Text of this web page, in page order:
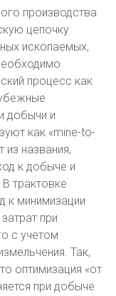
производства
цепочку
ископаемых,
процесс как
добычи и
как «mine-to-
из названия,
к добыче и
трактовке
к минимизации
при
с учетом
Так,
оптимизация «от
при добыче